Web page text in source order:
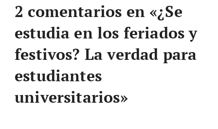
2 comentarios en «¿Se
estudia en los feriados y
festivos? La verdad para
estudiantes
universitarios»